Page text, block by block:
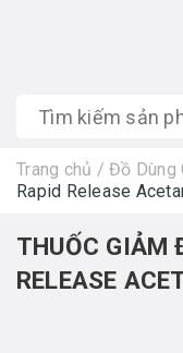
Trang chủ / Đồ Dùng
Rapid Release
THUỐC GIẢM
RELEASE